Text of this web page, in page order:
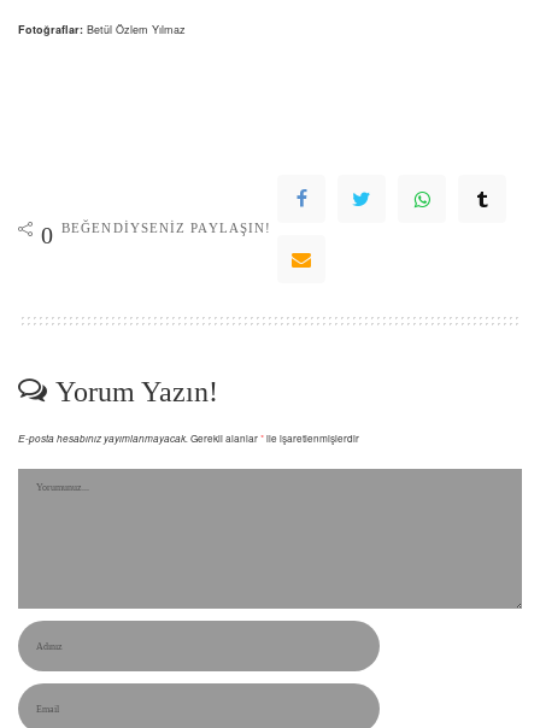
Fotoğraflar: Betül Özlem Yılmaz
0 BEĞENDIYSENIZ PAYLAŞIN!
Yorum Yazın!
E-posta hesabınız yayımlanmayacak. Gerekli alanlar*ile işaretlenmişlerdir